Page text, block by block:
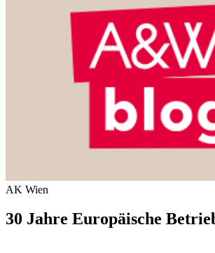
AK Wien
30 Jahre Europäische